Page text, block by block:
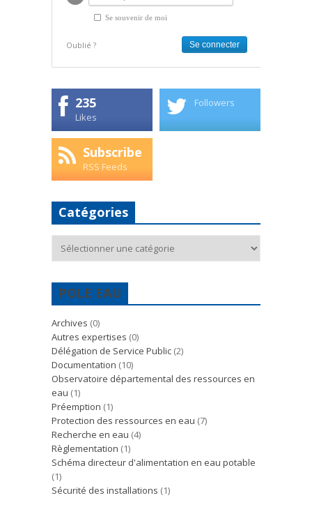
Se souvenir de moi
Oublié ?
235
Likes
Followers
Subscribe
RSS Feeds
Catégories
POLE EAU
Archives (0)
Autres expertises (0)
Délégation de Service Public (2)
Documentation (10)
Observatoire départemental des ressources en
eau (1)
Préemption (1)
Protection des ressources en eau (7)
Recherche en eau (4)
Règlementation (1)
Schéma directeur d'alimentation en eau potable
(1)
Sécurité des installations (1)